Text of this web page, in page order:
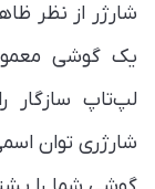
شارژر از نظر
یک گوشی
لپ‌تاپ
شارژری توان